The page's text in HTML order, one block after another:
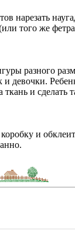
нарезать
того же
разного
и девочки.
и сделать
и